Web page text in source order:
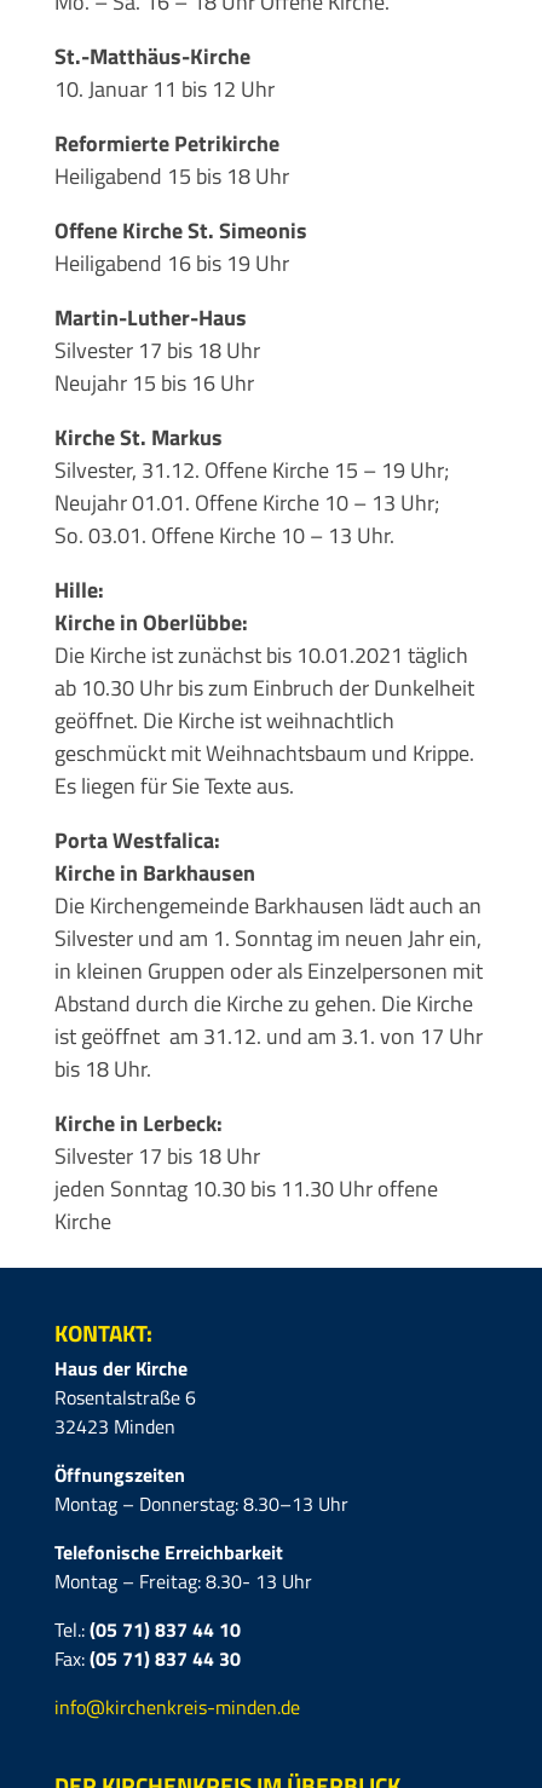
St.-Matthäus-Kirche
10. Januar 11 bis 12 Uhr
Reformierte Petrikirche
Heiligabend 15 bis 18 Uhr
Offene Kirche St. Simeonis
Heiligabend 16 bis 19 Uhr
Martin-Luther-Haus
Silvester 17 bis 18 Uhr
Neujahr 15 bis 16 Uhr
Kirche St. Markus
Silvester, 31.12. Offene Kirche 15 – 19 Uhr;
Neujahr 01.01. Offene Kirche 10 – 13 Uhr;
So. 03.01. Offene Kirche 10 – 13 Uhr.
Hille:
Kirche in Oberlübbe:
Die Kirche ist zunächst bis 10.01.2021 täglich
ab 10.30 Uhr bis zum Einbruch der Dunkelheit
geöffnet. Die Kirche ist weihnachtlich
geschmückt mit Weihnachtsbaum und Krippe.
Es liegen für Sie Texte aus.
Porta Westfalica:
Kirche in Barkhausen
Die Kirchengemeinde Barkhausen lädt auch an
Silvester und am 1. Sonntag im neuen Jahr ein,
in kleinen Gruppen oder als Einzelpersonen mit
Abstand durch die Kirche zu gehen. Die Kirche
ist geöffnet am 31.12. und am 3.1. von 17 Uhr
bis 18 Uhr.
Kirche in Lerbeck:
Silvester 17 bis 18 Uhr
jeden Sonntag 10.30 bis 11.30 Uhr offene
Kirche
KONTAKT:
Haus der Kirche
Rosentalstraße 6
32423 Minden
Öffnungszeiten
Montag – Donnerstag: 8.30–13 Uhr
Telefonische Erreichbarkeit
Montag – Freitag: 8.30- 13 Uhr
Tel.:(05 71) 837 44 10
Fax:(05 71)837 44 30
info@kirchenkreis-minden.de